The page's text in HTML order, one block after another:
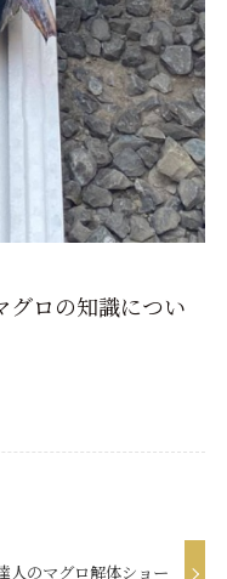
グロの知識につい
人のマグロ解体ショー